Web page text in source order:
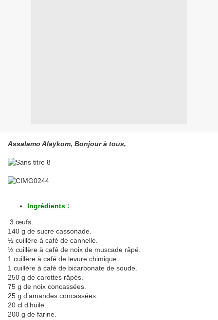
Assalamo Alaykom, Bonjour à tous,
Ingrédients :
3 œufs.
140 g de sucre cassonade.
½ cuillère à café de cannelle.
½ cuillère à café de noix de muscade râpé.
1 cuillère à café de levure chimique.
1 cuillère à café de bicarbonate de soude.
250 g de carottes râpés.
75 g de noix concassées.
25 g d’amandes concassées.
20 cl d’huile.
200 g de farine.